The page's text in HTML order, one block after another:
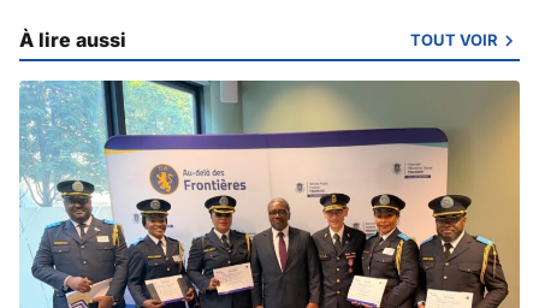
À lire aussi TOUT VOIR